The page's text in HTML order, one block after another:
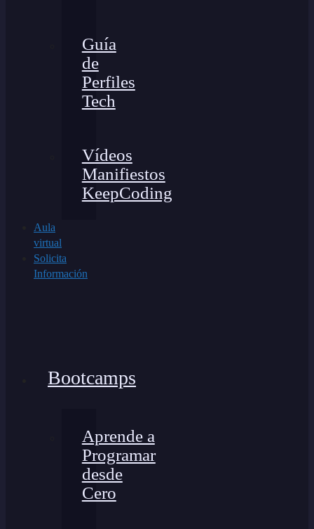
Guía
de
Perfiles
Tech
Vídeos
Manifiestos
KeepCoding
Aula
virtual
Solicita
Información
Bootcamps
Aprende a
Programar
desde
Cero